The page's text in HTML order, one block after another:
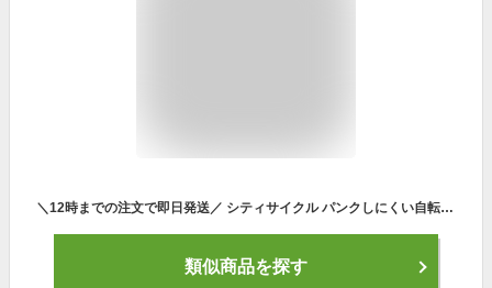
＼12時までの注文で即日発送／ シティサイクル パンクしにくい自転車 組立必要品 折りたたみ自転車 26インチ SHIMANO シマノ6段変速 voldy.collection ヴォルディコレクション VFC-001CT
類似商品を探す